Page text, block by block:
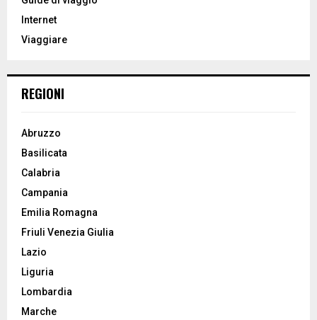
:Internet
Viaggiare
REGIONI
Abruzzo
Basilicata
Calabria
Campania
Emilia Romagna
Friuli Venezia Giulia
Lazio
Liguria
Lombardia
Marche